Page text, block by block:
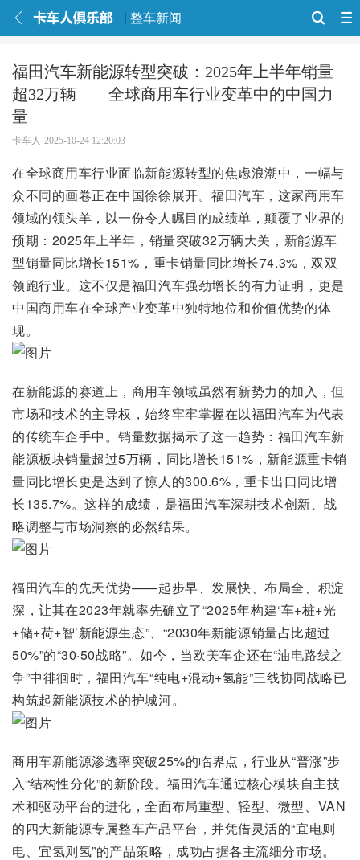
整车新闻
福田汽车新能源转型突破：2025年上半年销量
超32万辆——全球商用车行业变革中的中国力
量
卡车人 2025-10-24 12:20:03
在全球商用车行业面临新能源转型的焦虑浪潮中，一幅与
众不同的画卷正在中国徐徐展开。福田汽车，这家商用车
领域的领头羊，以一份令人瞩目的成绩单，颠覆了业界的
预期：2025年上半年，销量突破32万辆大关，新能源车
型销量同比增长151%，重卡销量同比增长74.3%，双双
领跑行业。这不仅是福田汽车强劲增长的有力证明，更是
中国商用车在全球产业变革中独特地位和价值优势的体
现。
在新能源的赛道上，商用车领域虽然有新势力的加入，但
市场和技术的主导权，始终牢牢掌握在以福田汽车为代表
的传统车企手中。销量数据揭示了这一趋势：福田汽车新
能源板块销量超过5万辆，同比增长151%，新能源重卡销
量同比增长更是达到了惊人的300.6%，重卡出口同比增
长135.7%。这样的成绩，是福田汽车深耕技术创新、战
略调整与市场洞察的必然结果。
福田汽车的先天优势——起步早、发展快、布局全、积淀
深，让其在2023年就率先确立了“2025年构建‘车+桩+光
+储+荷+智’新能源生态”、“2030年新能源销量占比超过
50%”的“30·50战略”。如今，当欧美车企还在“油电路线之
争”中徘徊时，福田汽车“纯电+混动+氢能”三线协同战略已
构筑起新能源技术的护城河。
商用车新能源渗透率突破25%的临界点，行业从“普涨”步
入“结构性分化”的新阶段。福田汽车通过核心模块自主技
术和驱动平台的进化，全面布局重型、轻型、微型、VAN
的四大新能源专属整车产品平台，并凭借灵活的“宜电则
电、宜氢则氢”的产品策略，成功占据各主流细分市场。